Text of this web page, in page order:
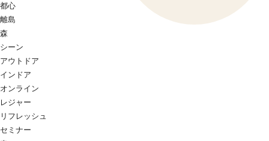
都心
離島
森
シーン
アウトドア
インドア
オンライン
レジャー
リフレッシュ
セミナー